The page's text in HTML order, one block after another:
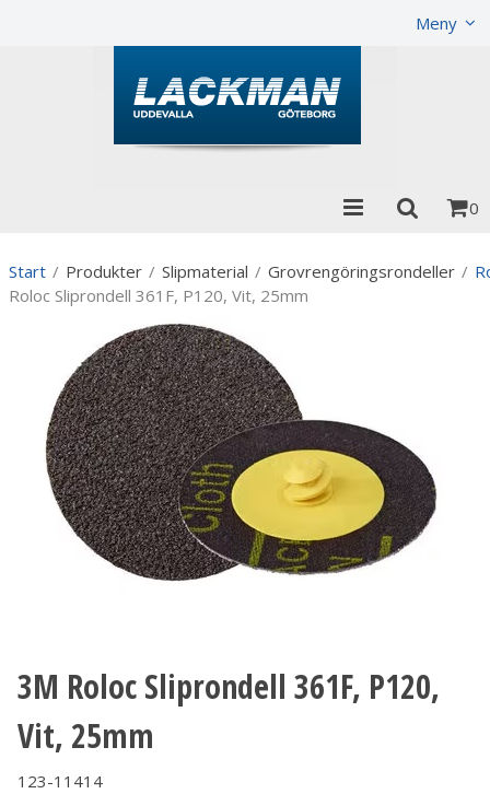
Meny
0
Start / Produkter / Slipmaterial / Grovrengöringsrondeller /
Roloc Sliprondell 361F, P120, Vit, 25mm
3M Roloc Sliprondell 361F, P120,
Vit, 25mm
123-11414